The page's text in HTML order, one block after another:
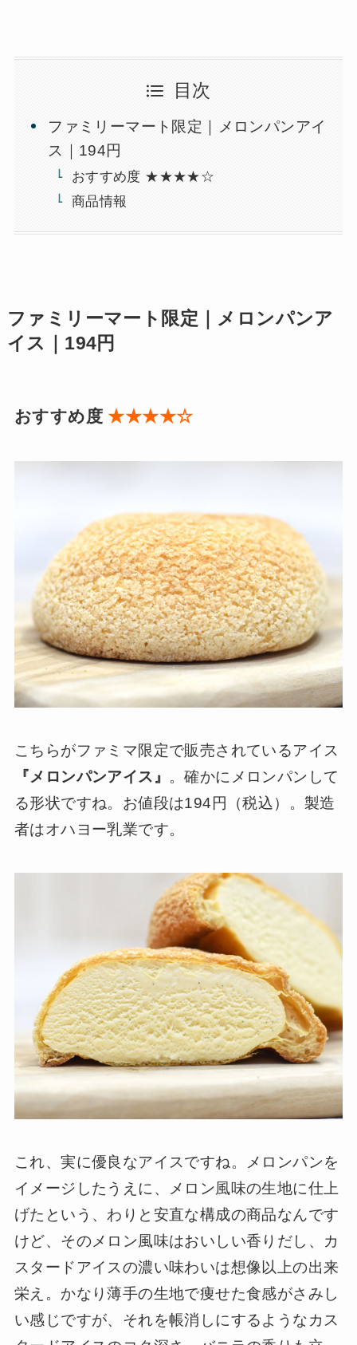
目次
ファミリーマート限定｜メロンパンアイ
ス｜194円
おすすめ度 ★★★★☆
商品情報
ファミリーマート限定｜メロンパンア
イス｜194円
おすすめ度★★★★☆
こちらがファミマ限定で販売されているアイス
『メロンパンアイス』 。確かにメロンパンして
る形状ですね。お値段は194円（税込）。製造
者はオハヨー乳業です。
これ、実に優良なアイスですね。メロンパンを
イメージしたうえに、メロン風味の生地に仕上
げたという、わりと安直な構成の商品なんです
けど、そのメロン風味はおいしい香りだし、カ
スタードアイスの濃い味わいは想像以上の出来
栄え。かなり薄手の生地で痩せた食感がさみし
い感じですが、それを帳消しにするようなカス